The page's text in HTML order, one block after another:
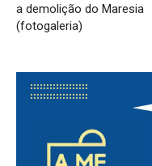
a demolição do Maresia
(fotogaleria)